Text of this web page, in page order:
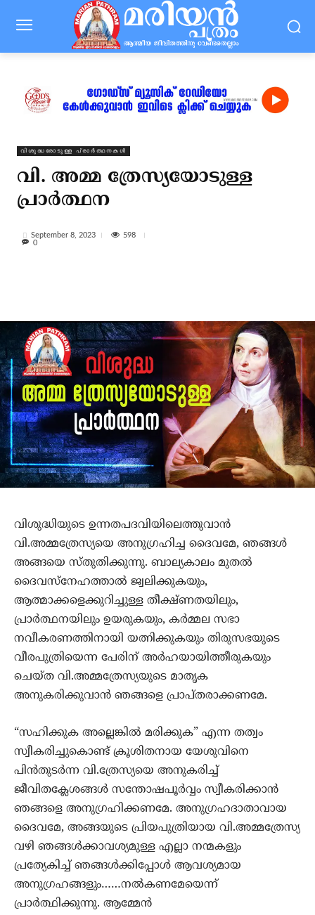
വിശുദ്ധരോടുള്ള പ്രാർത്ഥനകൾ
വി. അമ്മ ത്രേസ്യയോടുള്ള
പ്രാര്‍ത്ഥന
September 8, 2023
598
0
വിശുദ്ധിയുടെ ഉന്നതപദവിയിലെത്തുവാന്‍
വി.അമ്മത്രേസ്യയെ അനുഗ്രഹിച്ച ദൈവമേ, ഞങ്ങള്‍
അങ്ങയെ സ്തുതിക്കുന്നു. ബാല്യകാലം മുതല്‍
ദൈവസ്നേഹത്താല്‍ ജ്വലിക്കുകയും,
ആത്മാക്കളെക്കുറിച്ചുള്ള തീക്ഷ്ണതയിലും,
പ്രാര്‍ത്ഥനയിലും ഉയരുകയും, കര്‍മ്മല സഭാ
നവീകരണത്തിനായി യത്നിക്കുകയും തിരുസഭയുടെ
വീരപുത്രിയെന്ന പേരിന് അര്‍ഹയായിത്തീരുകയും
ചെയ്ത വി.അമ്മത്രേസ്യയുടെ മാതൃക
അനുകരിക്കുവാന്‍ ഞങ്ങളെ പ്രാപ്തരാക്കണമേ.
“സഹിക്കുക അല്ലെങ്കില്‍ മരിക്കുക” എന്ന തത്വം
സ്വീകരിച്ചുകൊണ്ട് ക്രൂശിതനായ യേശുവിനെ
പിന്‍തുടര്‍ന്ന വി.ത്രേസ്യയെ അനുകരിച്ച്
ജീവിതക്ലേശങ്ങള്‍ സന്തോഷപൂര്‍വ്വം സ്വീകരിക്കാന്‍
ഞങ്ങളെ അനുഗ്രഹിക്കണമേ. അനുഗ്രഹദാതാവായ
ദൈവമേ, അങ്ങയുടെ പ്രിയപുത്രിയായ വി.അമ്മത്രേസ്യ
വഴി ഞങ്ങള്‍ക്കാവശ്യമുള്ള എല്ലാ നന്മകളും
പ്രത്യേകിച്ച് ഞങ്ങള്‍ക്കിപ്പോള്‍ ആവശ്യമായ
അനുഗ്രഹങ്ങളും……നല്‍കണമേയെന്ന്
പ്രാര്‍ത്ഥിക്കുന്നു. ആമ്മേന്‍